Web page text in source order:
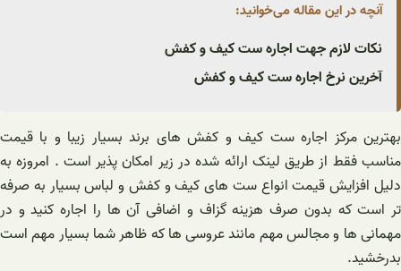
آنچه در این مقاله می‌خوانید:
نکات لازم جهت اجاره ست کیف و کفش
آخرین نرخ اجاره ست کیف و کفش
بهترین مرکز اجاره ست کیف و کفش های برند بسیار زیبا و با قیمت
مناسب فقط از طریق لینک ارائه شده در زیر امکان پذیر است . امروزه به
دلیل افزایش قیمت انواع ست های کیف و کفش و لباس بسیار به صرفه
تر است که بدون صرف هزینه گزاف و اضافی آن ها را اجاره کنید و در
مهمانی ها و مجالس مهم مانند عروسی ها که ظاهر شما بسیار مهم است
بدرخشید.